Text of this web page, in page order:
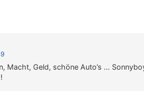
Macht, Geld, schöne Auto’s …